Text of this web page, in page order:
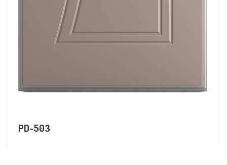
PD-503